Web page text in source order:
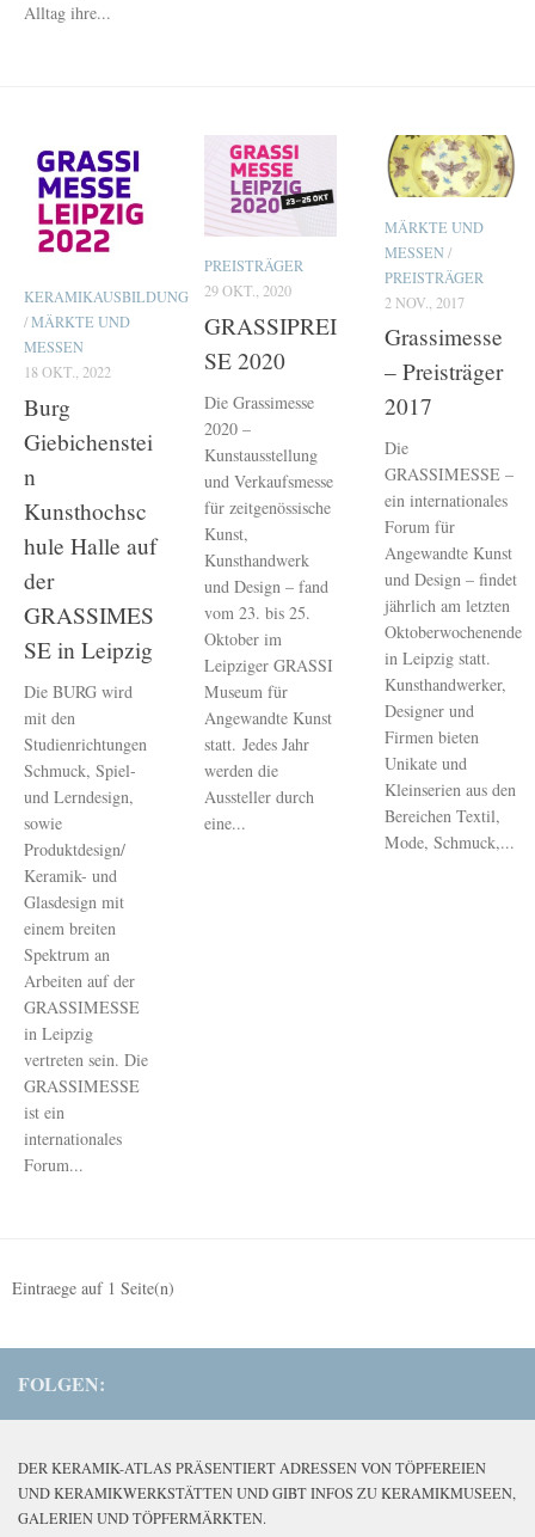
Alltag ihre...
KERAMIKAUSBILDUNG
/MÄRKTE UND
MESSEN
18 OKT., 2022
Burg
Giebichenstei
n
Kunsthochsc
hule Halle auf
der
GRASSIMES
SE in Leipzig
Die BURG wird
mit den
Studienrichtungen
Schmuck, Spiel-
und Lerndesign,
sowie
Produktdesign/
Keramik- und
Glasdesign mit
einem breiten
Spektrum an
Arbeiten auf der
GRASSIMESSE
in Leipzig
vertreten sein. Die
GRASSIMESSE
ist ein
internationales
Forum...
PREISTRÄGER
29 OKT., 2020
GRASSIPREI
SE 2020
Die Grassimesse
2020 –
Kunstausstellung
und Verkaufsmesse
für zeitgenössische
Kunst,
Kunsthandwerk
und Design – fand
vom 23. bis 25.
Oktober im
Leipziger GRASSI
Museum für
Angewandte Kunst
statt. Jedes Jahr
werden die
Aussteller durch
eine...
MÄRKTE UND
MESSEN/
PREISTRÄGER
2 NOV., 2017
Grassimesse
– Preisträger
2017
Die
GRASSIMESSE –
ein internationales
Forum für
Angewandte Kunst
und Design – findet
jährlich am letzten
Oktoberwochenende
in Leipzig statt.
Kunsthandwerker,
Designer und
Firmen bieten
Unikate und
Kleinserien aus den
Bereichen Textil,
Mode, Schmuck,...
Eintraege auf 1 Seite(n)
FOLGEN:
DER KERAMIK-ATLAS PRÄSENTIERT ADRESSEN VON TÖPFEREIEN
UND KERAMIKWERKSTÄTTEN UND GIBT INFOS ZU KERAMIKMUSEEN,
GALERIEN UND TÖPFERMÄRKTEN.